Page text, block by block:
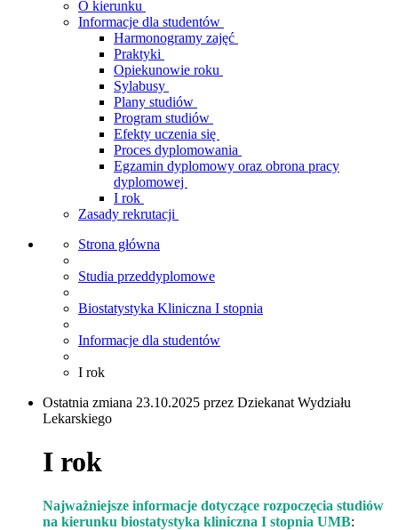
O kierunku
Informacje dla studentów
Harmonogramy zajęć
Praktyki
Opiekunowie roku
Sylabusy
Plany studiów
Program studiów
Efekty uczenia się
Proces dyplomowania
Egzamin dyplomowy oraz obrona pracy
dyplomowej
I rok
Zasady rekrutacji
Strona główna
Studia przeddyplomowe
Biostatystyka Kliniczna I stopnia
Informacje dla studentów
I rok
Ostatnia zmiana 23.10.2025 przez Dziekanat Wydziału
Lekarskiego
I rok
Najważniejsze informacje dotyczące rozpoczęcia studiów
na kierunku biostatystyka kliniczna I stopnia UMB: